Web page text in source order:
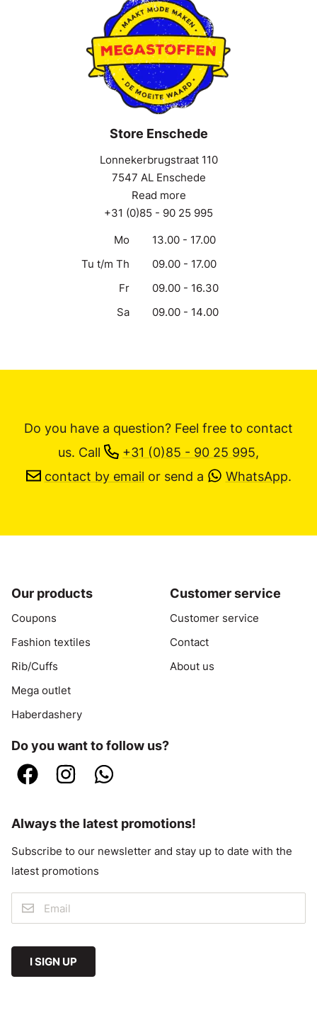
Store Enschede
Lonnekerbrugstraat 110
7547 AL Enschede
Read more
+31 (0)85 - 90 25 995
Mo
13.00 - 17.00
Tu t/m Th
09.00 - 17.00
Fr
09.00 - 16.30
Sa
09.00 - 14.00
Do you have a question? Feel free to contact
us. Call +31 (0)85 - 90 25 995,
contact by email or send a WhatsApp.
Our products
Coupons
Fashion textiles
Rib/Cuffs
Mega outlet
Haberdashery
Customer service
Customer service
Contact
About us
Do you want to follow us?
Always the latest promotions!
Subscribe to our newsletter and stay up to date with the
latest promotions
I SIGN UP